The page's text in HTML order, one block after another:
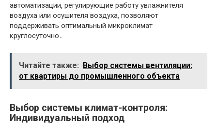
автоматизации‚ регулирующие работу увлажнителя
воздуха или осушителя воздуха‚ позволяют
поддерживать оптимальный микроклимат
круглосуточно․
Читайте также: Выбор системы вентиляции:
от квартиры до промышленного объекта
Выбор системы климат-контроля:
Индивидуальный подход